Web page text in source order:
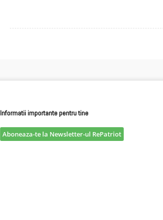
Informatii importante pentru tine
Aboneaza-te la Newsletter-ul RePatriot